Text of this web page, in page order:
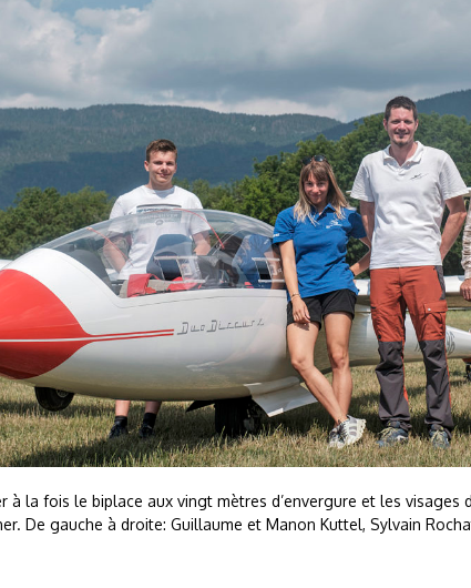
à la fois le biplace aux vingt mètres d’envergure et les visages
De gauche à droite: Guillaume et Manon Kuttel, Sylvain